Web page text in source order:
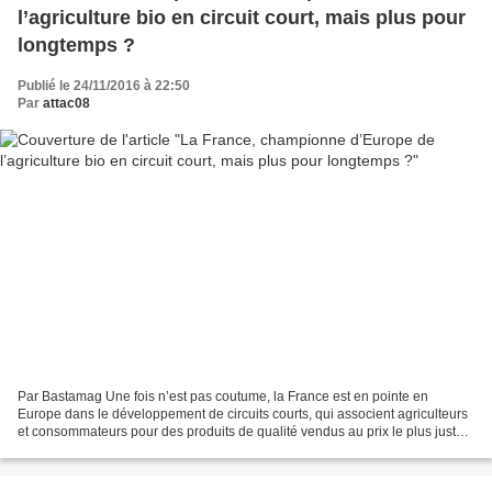
l’agriculture bio en circuit court, mais plus pour
longtemps ?
Publié le 24/11/2016 à 22:50
Par attac08
Par Bastamag Une fois n’est pas coutume, la France est en pointe en
Europe dans le développement de circuits courts, qui associent agriculteurs
et consommateurs pour des produits de qualité vendus au prix le plus juste